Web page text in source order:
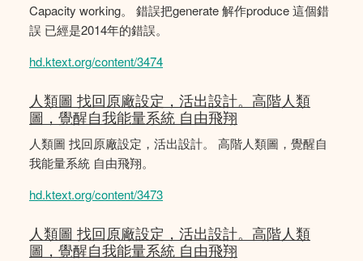
Capacity working。 錯誤把generate 解作produce 這個錯
誤 已經是2014年的錯誤。
hd.ktext.org/content/3474
人類圖 找回原廠設定，活出設計。高階人類
圖，覺醒自我能量系統 自由飛翔
人類圖 找回原廠設定，活出設計。 高階人類圖，覺醒自
我能量系統 自由飛翔。
hd.ktext.org/content/3473
人類圖 找回原廠設定，活出設計。高階人類
圖，覺醒自我能量系統 自由飛翔